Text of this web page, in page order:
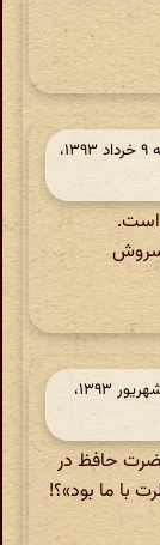
در ‫۱۲ سال و ۲ ماه قبل، جمعه ۹ خرداد ۱۳۹۳،
است.
سروش
در ‫۱۱ سال و ۱۱ ماه قبل، سه‌شنبه ۱۸ شهریور ۱۳۹۳،
حافظ در
با ما بود»؟!